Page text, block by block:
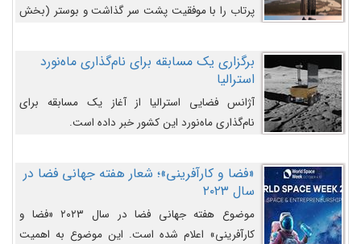
پرتاب را با موفقیت پشت سر گذاشت و بوستر (بخش
را وارد مسیر از پیش تعیین‌شده کند و سپس با یک
مکانیزم جدید با موفقیت از آن جدا شود. ‌
برگزاری یک مسابقه برای نام‌گذاری ماه‌نورد
استرالیا
آژانس فضایی استرالیا از آغاز یک مسابقه برای
نام‌گذاری ماه‌نورد این کشور خبر داده است.
«فضا و کارآفرینی»؛ شعار هفته جهانی فضا در
سال ۲۰۲۳
موضوع هفته جهانی فضا در سال ۲۰۲۳ «فضا و
کارآفرینی» اعلام شده است. این موضوع به اهمیت